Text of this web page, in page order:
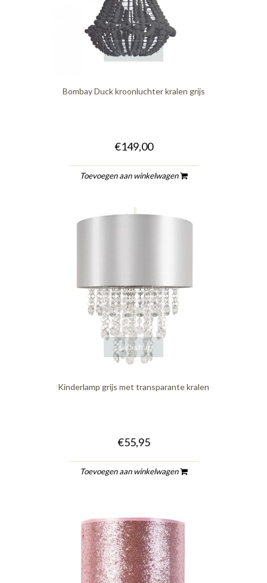
quickshop
Bombay Duck kroonluchter kralen grijs
€149,00
Toevoegen aan winkelwagen
quickshop
Kinderlamp grijs met transparante kralen
€55,95
Toevoegen aan winkelwagen